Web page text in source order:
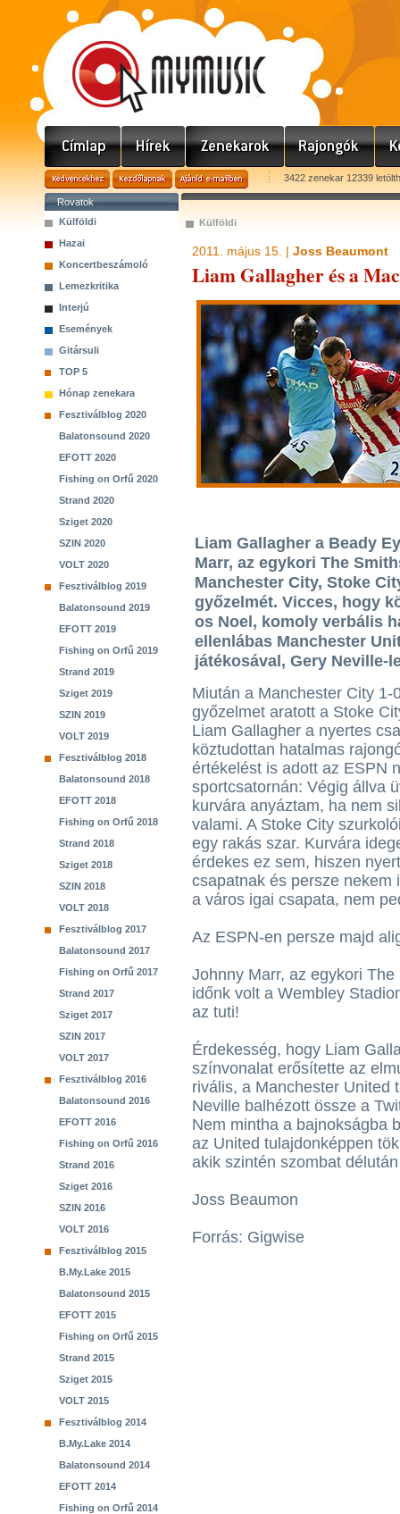
3422 zenekar 12339
Rovatok
Külföldi
Hazai
Koncertbeszámoló
Lemezkritika
Interjú
Események
Gitársuli
TOP 5
Hónap zenekara
Fesztiválblog 2020
Balatonsound 2020
EFOTT 2020
Fishing on Orfű 2020
Strand 2020
Sziget 2020
SZIN 2020
VOLT 2020
Fesztiválblog 2019
Balatonsound 2019
EFOTT 2019
Fishing on Orfű 2019
Strand 2019
Sziget 2019
SZIN 2019
VOLT 2019
Fesztiválblog 2018
Balatonsound 2018
EFOTT 2018
Fishing on Orfű 2018
Strand 2018
Sziget 2018
SZIN 2018
VOLT 2018
Fesztiválblog 2017
Balatonsound 2017
Fishing on Orfű 2017
Strand 2017
Sziget 2017
SZIN 2017
VOLT 2017
Fesztiválblog 2016
Balatonsound 2016
EFOTT 2016
Fishing on Orfű 2016
Strand 2016
Sziget 2016
SZIN 2016
VOLT 2016
Fesztiválblog 2015
B.My.Lake 2015
Balatonsound 2015
EFOTT 2015
Fishing on Orfű 2015
Strand 2015
Sziget 2015
VOLT 2015
Fesztiválblog 2014
B.My.Lake 2014
Balatonsound 2014
EFOTT 2014
Fishing on Orfű 2014
Külföldi
2011. május 15. | Joss Beaumont
Liam Gallagher és a
Liam Gallagher a Beady
Marr, az egykori The
Manchester City, Stoke
győzelmét. Vicces, hogy
os Noel, komoly verbális
ellenlábas Manchester
játékosával, Gery Neville-
Miután a Manchester City 1-
győzelmet aratott a Stoke
Liam Gallagher a nyertes
köztudottan hatalmas
értékelést is adott az ESPN
sportcsatornán: Végig állva
kurvára anyáztam, ha nem
valami. A Stoke City
egy rakás szar. Kurvára
érdekes ez sem, hiszen
csapatnak és persze nekem
a város igai csapata, nem
Az ESPN-en persze majd
Johnny Marr, az egykori
időnk volt a Wembley
az tuti!
Érdekesség, hogy Liam
színvonalat erősítette az
rivális, a Manchester United
Neville balhézott össze a
Nem mintha a bajnokságba
az United tulajdonképpen
akik szintén szombat
Joss Beaumon
Forrás: Gigwise